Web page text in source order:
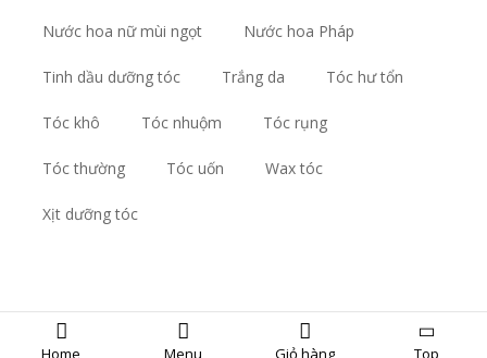
Home Menu Giỏ hàng Top
Nước hoa nữ mùi ngọt Nước hoa Pháp
Tinh dầu dưỡng tóc Trắng da Tóc hư tổn
Tóc khô Tóc nhuộm Tóc rụng
Tóc thường Tóc uốn Wax tóc
Xịt dưỡng tóc